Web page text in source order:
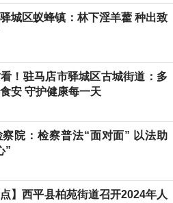
城区蚁蜂镇：林下淫羊藿 种出致
！驻马店市驿城区古城街道：多
安 守护健康每一天
院：检察普法“面对面” 以法助
”
点】​西平县柏苑街道召开2024年人